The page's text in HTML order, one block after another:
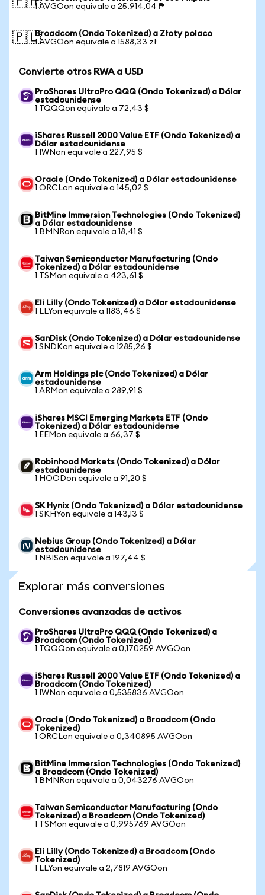
1 AVGOon equivale a 25.914,04 ₱
🇵🇱Broadcom (Ondo Tokenized) a Złoty polaco
1 AVGOon equivale a 1588,33 zł
Convierte otros RWA a USD
ProShares UltraPro QQQ (Ondo Tokenized) a Dólar
estadounidense
1 TQQQon equivale a 72,43 $
iShares Russell 2000 Value ETF (Ondo Tokenized) a
Dólar estadounidense
1 IWNon equivale a 227,95 $
Oracle (Ondo Tokenized) a Dólar estadounidense
1 ORCLon equivale a 145,02 $
BitMine Immersion Technologies (Ondo Tokenized)
a Dólar estadounidense
1 BMNRon equivale a 18,41 $
Taiwan Semiconductor Manufacturing (Ondo
Tokenized) a Dólar estadounidense
1 TSMon equivale a 423,61 $
Eli Lilly (Ondo Tokenized) a Dólar estadounidense
1 LLYon equivale a 1183,46 $
SanDisk (Ondo Tokenized) a Dólar estadounidense
1 SNDKon equivale a 1285,26 $
Arm Holdings plc (Ondo Tokenized) a Dólar
estadounidense
1 ARMon equivale a 289,91 $
iShares MSCI Emerging Markets ETF (Ondo
Tokenized) a Dólar estadounidense
1 EEMon equivale a 66,37 $
Robinhood Markets (Ondo Tokenized) a Dólar
estadounidense
1 HOODon equivale a 91,20 $
SK Hynix (Ondo Tokenized) a Dólar estadounidense
1 SKHYon equivale a 143,13 $
Nebius Group (Ondo Tokenized) a Dólar
estadounidense
1 NBISon equivale a 197,44 $
Explorar más conversiones
Conversiones avanzadas de activos
ProShares UltraPro QQQ (Ondo Tokenized) a
Broadcom (Ondo Tokenized)
1 TQQQon equivale a 0,170259 AVGOon
iShares Russell 2000 Value ETF (Ondo Tokenized) a
Broadcom (Ondo Tokenized)
1 IWNon equivale a 0,535836 AVGOon
Oracle (Ondo Tokenized) a Broadcom (Ondo
Tokenized)
1 ORCLon equivale a 0,340895 AVGOon
BitMine Immersion Technologies (Ondo Tokenized)
a Broadcom (Ondo Tokenized)
1 BMNRon equivale a 0,043276 AVGOon
Taiwan Semiconductor Manufacturing (Ondo
Tokenized) a Broadcom (Ondo Tokenized)
1 TSMon equivale a 0,995769 AVGOon
Eli Lilly (Ondo Tokenized) a Broadcom (Ondo
Tokenized)
1 LLYon equivale a 2,7819 AVGOon